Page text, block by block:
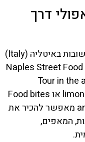
דרך
נאפולי (Naples) היא אחת הערים החשובות באיטליה (Italy)
בכל מה שקשור לאוכל רחוב. סיור כמו Naples Street Food
Tour in the
limoncello – vegetarian option possible או Food bites
and cheeses at Pignasecca market מאפשר להכיר את
המאפים,